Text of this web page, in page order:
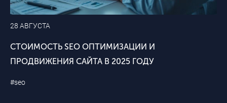
28 АВГУСТА
СТОИМОСТЬ SEO ОПТИМИЗАЦИИ И
ПРОДВИЖЕНИЯ САЙТА В 2025 ГОДУ
#seo